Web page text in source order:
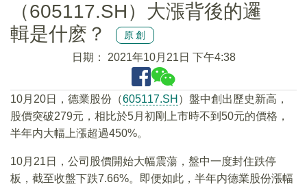
（605117.SH）大漲背後的邏
輯是什麽？
原創
日期： 2021年10月21日 下午4:38
10月20日，德業股份（605117.SH ）盤中創出歷史新高，
股價突破279元，相比於5月初剛上市時不到50元的價格，
半年内大幅上漲超過450%。
10月21日，公司股價開始大幅震蕩，盤中一度封住跌停
板，截至收盤下跌7.66%。即便如此，半年内德業股份漲幅